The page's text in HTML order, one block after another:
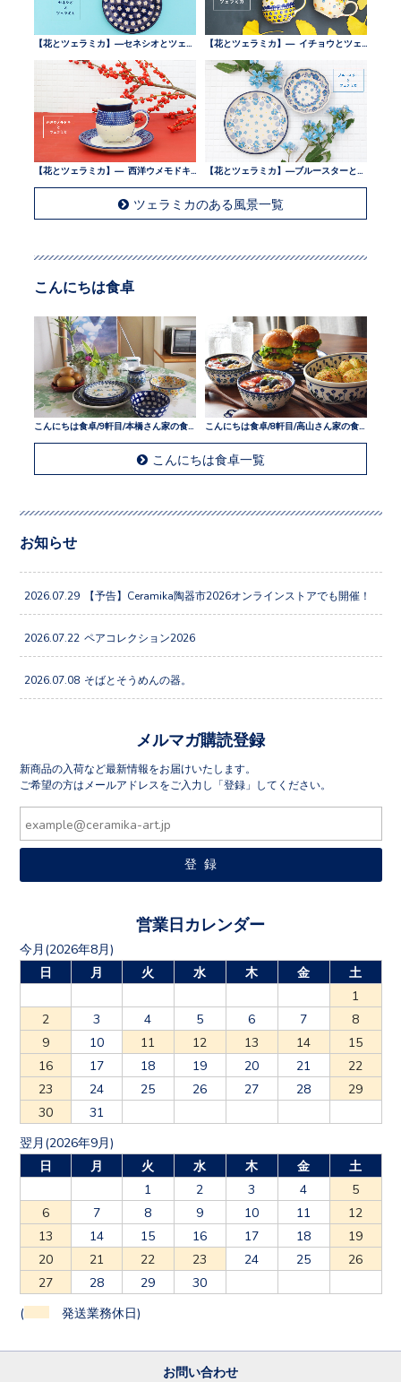
ツェラミカのある風景一覧
こんにちは食卓
こんにちは食卓/9軒目/本橋さん家の食卓
こんにちは食卓一覧
お知らせ
2026.07.29 【予告】Ceramika陶器市2026オンラインストアでも開催！
2026.07.22 ペアコレクション2026
2026.07.08 そばとそうめんの器。
メルマガ購読登録
新商品の入荷など最新情報をお届けいたします。
ご希望の方はメールアドレスをご入力し「登録」してください。
営業日カレンダー
今月(2026年8月)
日
月 火 水 木 金
土
1
2
3 4 5 6 7
8
9
10 11 12 13 14
15
16
17 18 19 20 21
22
23
24 25 26 27 28
29
30
31
翌月(2026年9月)
日
月 火 水 木 金
土
1
2 3 4
5
6
7 8 9 10 11
12
13
14 15 16 17 18
19
20
21 22 23 24 25
26
27
28 29 30
( 発送業務休日)
お問い合わせ